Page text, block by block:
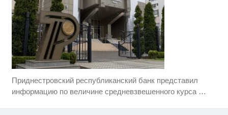
Приднестровский республиканский банк представил
информацию по величине средневзвешенного курса …
i
Ролик длится несколько секунд,
Скрытая камера на пляже